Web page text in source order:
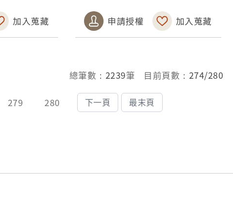
加入蒐藏 申請授權 加入蒐藏
總筆數： 2239筆 目前頁數： 274/280
279 280 下一頁 最末頁